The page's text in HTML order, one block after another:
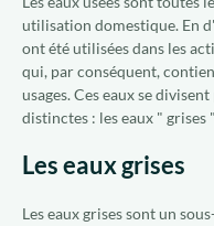
utilisation domestique. En
ont été utilisées dans les
qui, par conséquent,
usages. Ces eaux se
distinctes : les eaux " grises
Les eaux grises
Les eaux grises sont un